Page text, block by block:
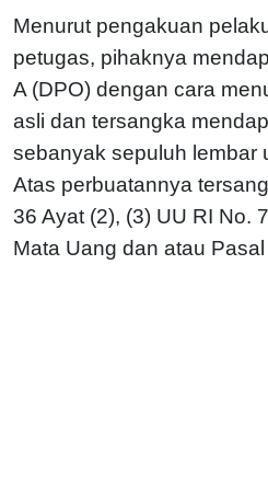
Menurut pengakuan
petugas, pihaknya
A (DPO) dengan cara
asli dan tersangka
sebanyak sepuluh lembar
Atas perbuatannya
36 Ayat (2), (3) UU RI No.
Mata Uang dan atau